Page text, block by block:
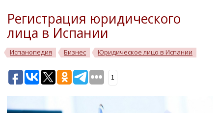
Регистрация юридического
лица в Испании
Испанопедия Бизнес Юридическое лицо в Испании
1